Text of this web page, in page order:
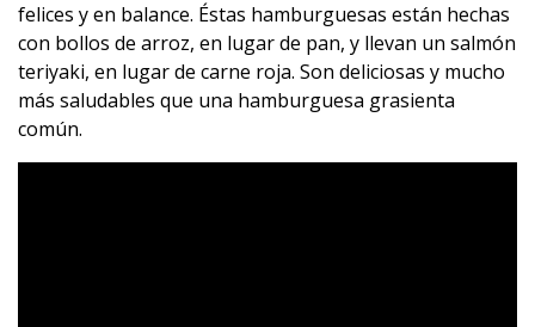
felices y en balance. Éstas hamburguesas están hechas
con bollos de arroz, en lugar de pan, y llevan un salmón
teriyaki, en lugar de carne roja. Son deliciosas y mucho
más saludables que una hamburguesa grasienta
común.